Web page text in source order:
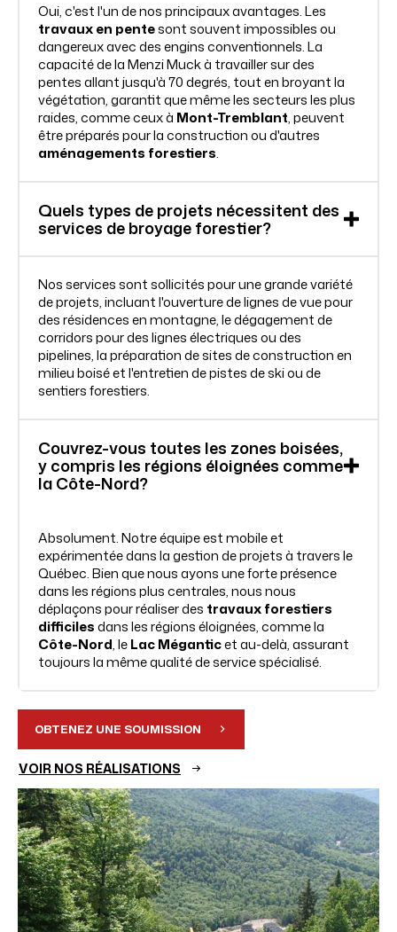
Oui, c'est l'un de nos principaux avantages. Les
travaux en pentesont souvent impossibles ou
dangereux avec des engins conventionnels. La
capacité de la Menzi Muck à travailler sur des
pentes allant jusqu'à 70 degrés, tout en broyant la
végétation, garantit que même les secteurs les plus
raides, comme ceux à Mont-Tremblant, peuvent
être préparés pour la construction ou d'autres
aménagements forestiers.
Quels types de projets nécessitent des
services de broyage forestier?
Nos services sont sollicités pour une grande variété
de projets, incluant l'ouverture de lignes de vue pour
des résidences en montagne, le dégagement de
corridors pour des lignes électriques ou des
pipelines, la préparation de sites de construction en
milieu boisé et l'entretien de pistes de ski ou de
sentiers forestiers.
Couvrez-vous toutes les zones boisées,
y compris les régions éloignées comme
la Côte-Nord?
Absolument. Notre équipe est mobile et
expérimentée dans la gestion de projets à travers le
Québec. Bien que nous ayons une forte présence
dans les régions plus centrales, nous nous
déplaçons pour réaliser des travaux forestiers
difficilesdans les régions éloignées, comme la
Côte-Nord, leLac Méganticet au-delà, assurant
toujours la même qualité de service spécialisé.
OBTENEZ UNE SOUMISSION
VOIR NOS RÉALISATIONS